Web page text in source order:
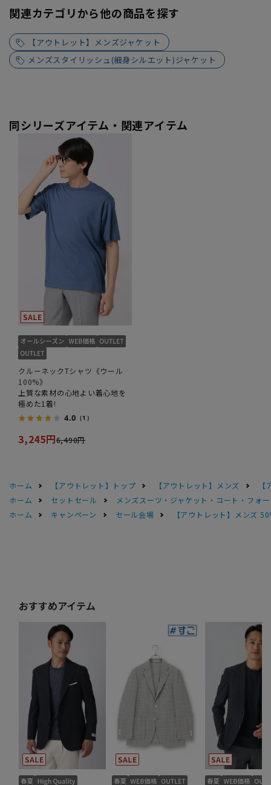
関連カテゴリから他の商品を探す
【アウトレット】メンズジャケット
メンズスタイリッシュ(細身シルエット)ジャケット
同シリーズアイテム・関連アイテム
クルーネックTシャツ《ウール
100%》
上質な素材の心地よい着心地を
極めた1着!
4.0 （1）
3,245円6,490円
ホーム 【アウトレット】トップ 【アウトレット】メンズ
ホーム
セットセール
メンズスーツ・ジャケット・コート・フォ
ホーム
キャンペーン セール会場 【アウトレット】メンズ